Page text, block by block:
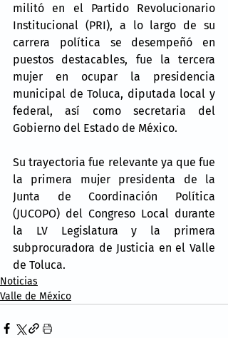
militó en el Partido Revolucionario
Institucional (PRI), a lo largo de su
carrera política se desempeñó en
puestos destacables, fue la tercera
mujer en ocupar la presidencia
municipal de Toluca, diputada local y
federal, así como secretaria del
Gobierno del Estado de México.
Su trayectoria fue relevante ya que fue
la primera mujer presidenta de la
Junta de Coordinación Política
(JUCOPO) del Congreso Local durante
la LV Legislatura y la primera
subprocuradora de Justicia en el Valle
de Toluca.
Noticias
Valle de México